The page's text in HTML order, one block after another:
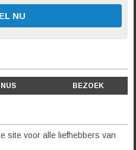
NU
BEZOEK
site voor alle liefhebbers van